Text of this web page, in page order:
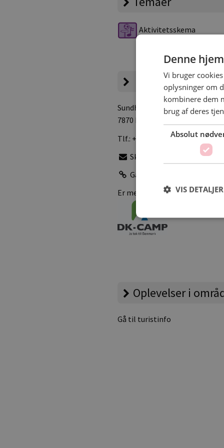
Aktivitetsskema
Campingpladsen
Sundhøj 20
, Glyngøre
7870 Roslev
Tlf.: +45 28944288
Skriv e-mail
Gå til pladsens hjemmeside
Er medlem af
Oplevelser i
Gå til turistinfo
Denne
Vi bruger
oplysninger om
kombinere dem
brug af deres
Absolut
VIS DETALJER